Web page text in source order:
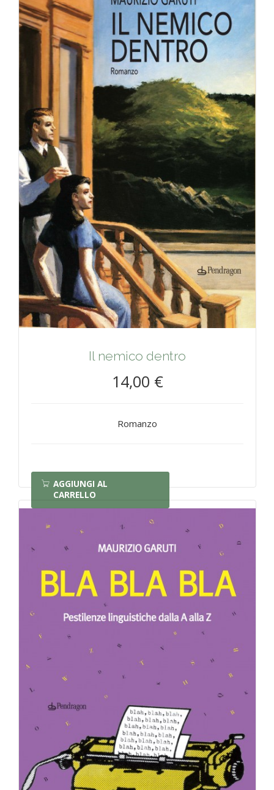
Il nemico dentro
14,00 €
Romanzo
AGGIUNGI AL
CARRELLO